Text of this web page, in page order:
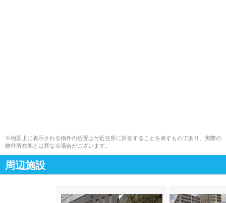
※地図上に表示される物件の位置は付近住所に所在することを表すものであり、実際の
物件所在地とは異なる場合がございます。
周辺施設